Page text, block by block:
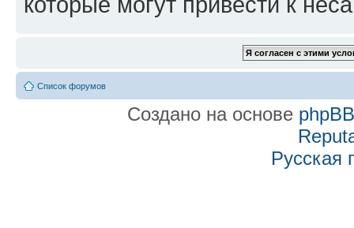
Список форумов
Создано на основе phpBB
Русская